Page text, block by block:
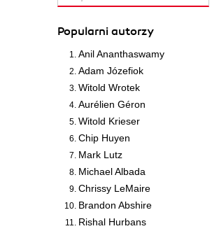
Popularni autorzy
Anil Ananthaswamy
Adam Józefiok
Witold Wrotek
Aurélien Géron
Witold Krieser
Chip Huyen
Mark Lutz
Michael Albada
Chrissy LeMaire
Brandon Abshire
Rishal Hurbans